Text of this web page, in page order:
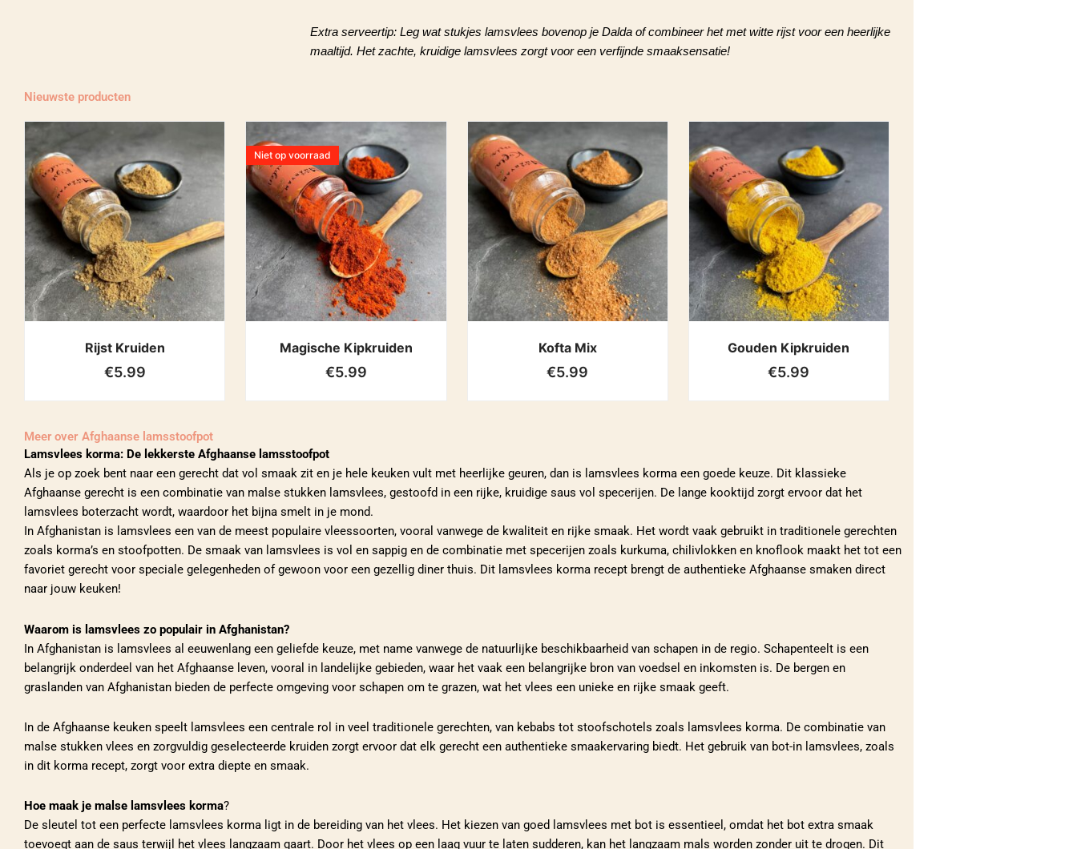
Extra serveertip: Leg wat stukjes lamsvlees bovenop je Dalda of combineer het met witte rijst voor een heerlijke
maaltijd. Het zachte, kruidige lamsvlees zorgt voor een verfijnde smaaksensatie!
Nieuwste producten
Rijst Kruiden
€5.99
Magische Kipkruiden
Niet op voorraad
€5.99
Kofta Mix
€5.99
Gouden Kipkruiden
€5.99
Meer over Afghaanse lamsstoofpot
Lamsvlees korma: De lekkerste Afghaanse lamsstoofpot
Als je op zoek bent naar een gerecht dat vol smaak zit en je hele keuken vult met heerlijke geuren, dan is lamsvlees korma een goede keuze. Dit klassieke
Afghaanse gerecht is een combinatie van malse stukken lamsvlees, gestoofd in een rijke, kruidige saus vol specerijen. De lange kooktijd zorgt ervoor dat het
lamsvlees boterzacht wordt, waardoor het bijna smelt in je mond.
In Afghanistan is lamsvlees een van de meest populaire vleessoorten, vooral vanwege de kwaliteit en rijke smaak. Het wordt vaak gebruikt in traditionele gerechten
zoals korma’s en stoofpotten. De smaak van lamsvlees is vol en sappig en de combinatie met specerijen zoals kurkuma, chilivlokken en knoflook maakt het tot een
favoriet gerecht voor speciale gelegenheden of gewoon voor een gezellig diner thuis. Dit lamsvlees korma recept brengt de authentieke Afghaanse smaken direct
naar jouw keuken!
Waarom is lamsvlees zo populair in Afghanistan?
In Afghanistan is lamsvlees al eeuwenlang een geliefde keuze, met name vanwege de natuurlijke beschikbaarheid van schapen in de regio. Schapenteelt is een
belangrijk onderdeel van het Afghaanse leven, vooral in landelijke gebieden, waar het vaak een belangrijke bron van voedsel en inkomsten is. De bergen en
graslanden van Afghanistan bieden de perfecte omgeving voor schapen om te grazen, wat het vlees een unieke en rijke smaak geeft.
In de Afghaanse keuken speelt lamsvlees een centrale rol in veel traditionele gerechten, van kebabs tot stoofschotels zoals lamsvlees korma. De combinatie van
malse stukken vlees en zorgvuldig geselecteerde kruiden zorgt ervoor dat elk gerecht een authentieke smaakervaring biedt. Het gebruik van bot-in lamsvlees, zoals
in dit korma recept, zorgt voor extra diepte en smaak.
Hoe maak je malse lamsvlees korma?
De sleutel tot een perfecte lamsvlees korma ligt in de bereiding van het vlees. Het kiezen van goed lamsvlees met bot is essentieel, omdat het bot extra smaak
toevoegt aan de saus terwijl het vlees langzaam gaart. Door het vlees op een laag vuur te laten sudderen, kan het langzaam mals worden zonder uit te drogen. Dit